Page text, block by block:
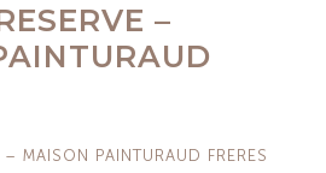
–
MAISON PAINTURAUD FRERES